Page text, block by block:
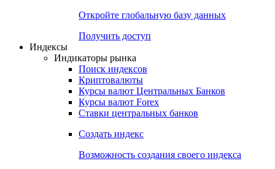
Откройте глобальную базу данных
Получить доступ
Индексы
Индикаторы рынка
Поиск индексов
Криптовалюты
Курсы валют Центральных Банков
Курсы валют Forex
Ставки центральных банков
Создать индекс
Возможность создания своего индекса